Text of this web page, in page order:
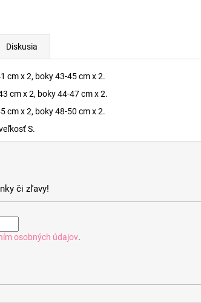
Diskusia
cm x 2, boky 43-45 cm x 2.
cm x 2, boky 44-47 cm x 2.
cm x 2, boky 48-50 cm x 2.
S.
či zľavy!
osobných údajov.